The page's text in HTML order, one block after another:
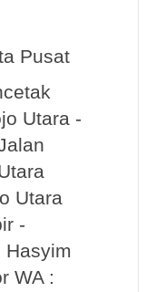
Pusat
Utara -
Utara
-
Hasyim
WA :